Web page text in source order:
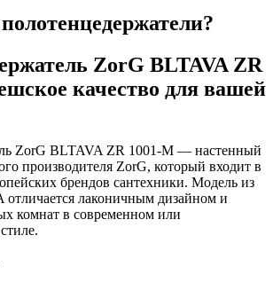
полотенцедержатели?
ZorG BLTAVA ZR
качество для вашей
ZorG BLTAVA ZR 1001-M — настенный
производителя ZorG, который входит в
брендов сантехники. Модель из
отличается лаконичным дизайном и
комнат в современном или